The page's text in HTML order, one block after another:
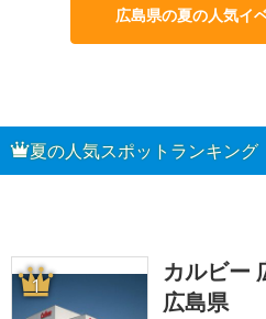
広島県の夏の人気イ
夏の人気スポットランキング
1
カルビー
広島県